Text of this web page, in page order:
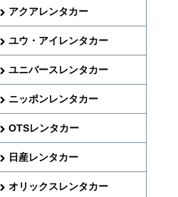
アクアレンタカー
ユウ・アイレンタカー
ユニバースレンタカー
ニッポンレンタカー
OTSレンタカー
日産レンタカー
オリックスレンタカー